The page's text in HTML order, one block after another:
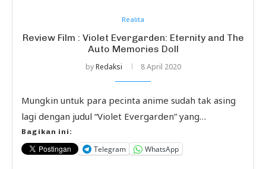
Realita
Review Film : Violet Evergarden: Eternity and The
Auto Memories Doll
byRedaksi 8 April 2020
Mungkin untuk para pecinta anime sudah tak asing
lagi dengan judul “Violet Evergarden” yang…
Bagikan ini:
Telegram WhatsApp